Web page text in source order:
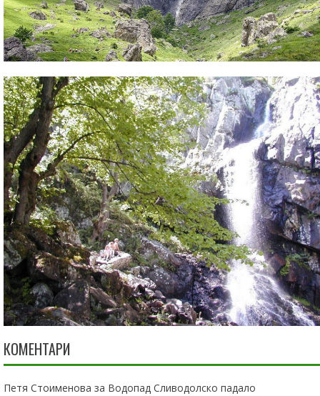
КОМЕНТАРИ
Петя Стоименова за Водопад Сливодолско падало